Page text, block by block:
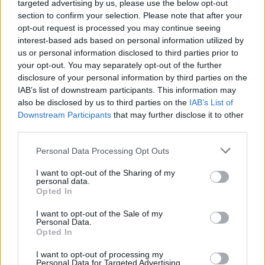
targeted advertising by us, please use the below opt-out
section to confirm your selection. Please note that after your
opt-out request is processed you may continue seeing
interest-based ads based on personal information utilized by
us or personal information disclosed to third parties prior to
your opt-out. You may separately opt-out of the further
disclosure of your personal information by third parties on the
IAB’s list of downstream participants. This information may
also be disclosed by us to third parties on the IAB’s List of
Downstream Participants that may further disclose it to other
Personal Data Processing Opt Outs
I want to opt-out of the Sharing of my
personal data.
Opted In
I want to opt-out of the Sale of my
Personal Data.
Opted In
I want to opt-out of processing my
Personal Data for Targeted Advertising.
Τριαντόπουλος
09/08/2026
ΔΗΜΟΦΙΛΗ
Βρετανία: Σχέδιο για βασιλική κηδεία του Άντριου
παρά το σκάνδαλο – Έντονες αντιδράσεις
09/08/2026
Ιός Δυτικού Νείλου: Η Αττική στο επίκεντρο των
κρουσμάτων – Τι να προσέξετε
Τουρνάς: «Πάνω από 400 πυρκαγιές σε ένα 10ήμερο
στην Αττικοβοιωτία
09/08/2026
09/08/2026
Δεύτερη πηγή εισοδήματος για τους επαγγελματίες
ψαράδες ο αλιευτικός τουρισμός